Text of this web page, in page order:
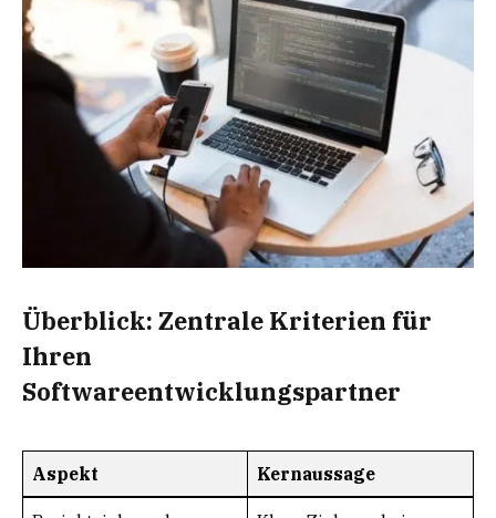
Überblick: Zentrale Kriterien für
Ihren
Softwareentwicklungspartner
Aspekt Kernaussage